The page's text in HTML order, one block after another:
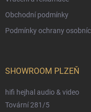
Obchodní podmínky
Podmínky ochrany
SHOWROOM PLZEŇ
hifi hejhal audio & video
Tovární 281/5